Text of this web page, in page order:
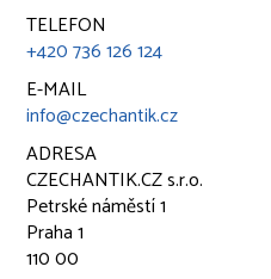
TELEFON
+420 736 126 124
E-MAIL
info@czechantik.cz
ADRESA
CZECHANTIK.CZ s.r.o.
Petrské náměstí 1
Praha 1
110 00